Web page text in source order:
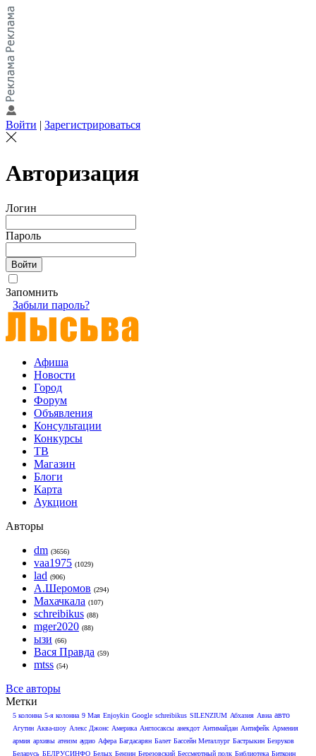
Войти | Зарегистрироваться
Авторизация
Логин
Пароль
Запомнить
Забыли пароль?
Афиша
Новости
Город
Форум
Объявления
Консультации
Конкурсы
ТВ
Магазин
Блоги
Карта
Аукцион
Авторы
dm (3656)
vaa1975 (1029)
lad (906)
А.Шеромов (294)
Махачкала (107)
schreibikus (88)
mger2020 (88)
ызи (66)
Вася Правда (59)
mtss (54)
Все авторы
Метки
5 колонна 5-я колонна 9 Мая Enjoykin Google schreibikus SILENZIUM Абхазия Авиа авто
Агутин Аква-шоу Алекс Джонс Америка Англосаксы анекдот Антимайдан Антифейк Армения
армия архивы атеизм аудио Афера Багдасарян Балет Бассейн Металлург Бастрыкин Безруков
Беларусь БЕЛРУСИНФО Белых Бензин Березовский Бессмертный полк Библиотека Биткоин